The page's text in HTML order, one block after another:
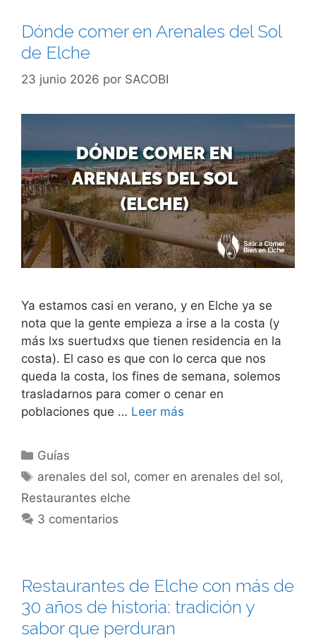
Dónde comer en Arenales del Sol
de Elche
23 junio 2026 por SACOBI
Ya estamos casi en verano, y en Elche ya se
nota que la gente empieza a irse a la costa (y
más lxs suertudxs que tienen residencia en la
costa). El caso es que con lo cerca que nos
queda la costa, los fines de semana, solemos
trasladarnos para comer o cenar en
poblaciones que … Leer más
Categorías
Guías
Etiquetas
arenales del sol, comer en arenales del sol,
Restaurantes elche
3 comentarios
Restaurantes de Elche con más de
30 años de historia: tradición y
sabor que perduran